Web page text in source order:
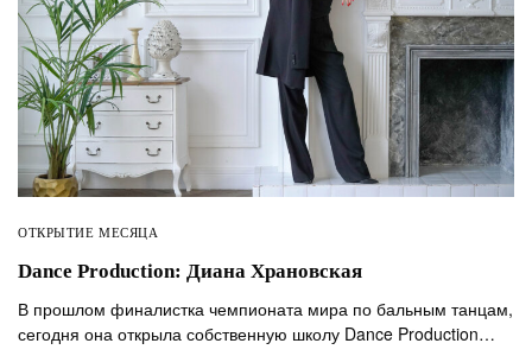
ОТКРЫТИЕ МЕСЯЦА
Dance Production: Диана Храновская
В прошлом финалистка чемпионата мира по бальным танцам,
сегодня она открыла собственную школу Dance Production…